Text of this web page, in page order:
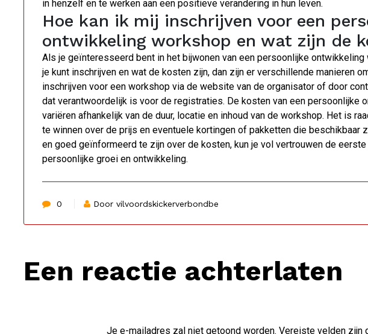
in henzelf en te werken aan een positieve verandering in hun leven.
Hoe kan ik mij inschrijven voor een
ontwikkeling workshop en wat zijn de
Als je geïnteresseerd bent in het bijwonen van een persoonlijke
je kunt inschrijven en wat de kosten zijn, dan zijn er verschillende manieren
inschrijven voor een workshop via de website van de organisator of door
dat verantwoordelijk is voor de registraties. De kosten van een persoonlijke
variëren afhankelijk van de duur, locatie en inhoud van de workshop. Het is
te winnen over de prijs en eventuele kortingen of pakketten die beschikbaar
en goed geïnformeerd te zijn over de kosten, kun je vol vertrouwen de
persoonlijke groei en ontwikkeling.
0 Door vilvoordskickerverbondbe
Een reactie achterlaten
Je e-mailadres zal niet getoond worden. Vereiste velden zijn